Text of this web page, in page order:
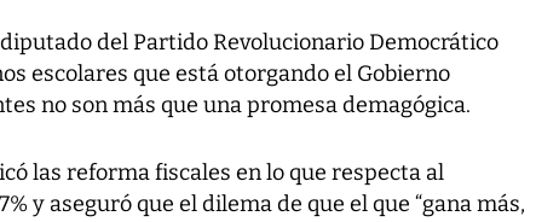
del Partido Revolucionario Democrático
escolares que está otorgando el Gobierno
no son más que una promesa demagógica.
las reforma fiscales en lo que respecta al
y aseguró que el dilema de que el que “gana más,